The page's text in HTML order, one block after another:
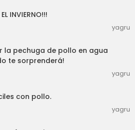
INVIERNO!!!
yagru
la pechuga de pollo en agua
te sorprenderá!
yagru
con pollo.
yagru